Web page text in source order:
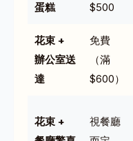
蛋糕
$500
花束 +
辦公室送
達
免費
（滿
$600）
花束 +
視餐廳